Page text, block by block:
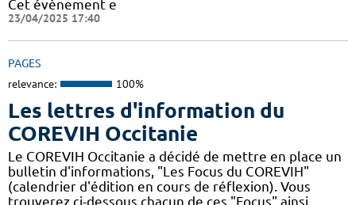
Cet évènement e
23/04/2025 17:40
PAGES
relevance: 100%
Les lettres d'information du
COREVIH Occitanie
Le COREVIH Occitanie a décidé de mettre en place un
bulletin d'informations, "Les Focus du COREVIH"
(calendrier d'édition en cours de réflexion). Vous
trouverez ci-dessous chacun de ces "Focus" ainsi